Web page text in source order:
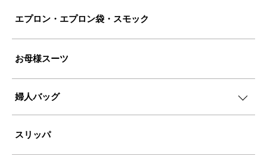
エプロン・エプロン袋・スモック
お母様スーツ
婦人バッグ
スリッパ